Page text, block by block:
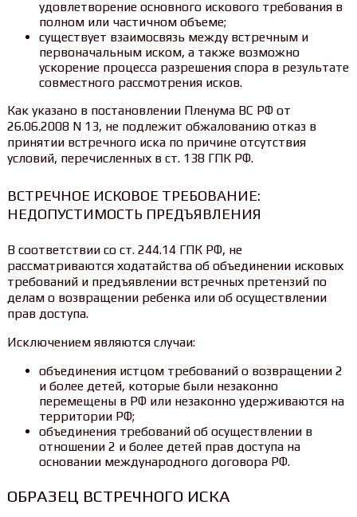
удовлетворение основного искового требования в
полном или частичном объеме;
существует взаимосвязь между встречным и
первоначальным иском, а также возможно
ускорение процесса разрешения спора в результате
совместного рассмотрения исков.
Как указано в постановлении Пленума ВС РФ от
26.06.2008 N 13, не подлежит обжалованию отказ в
принятии встречного иска по причине отсутствия
условий, перечисленных в ст. 138 ГПК РФ.
ВСТРЕЧНОЕ ИСКОВОЕ ТРЕБОВАНИЕ:
НЕДОПУСТИМОСТЬ ПРЕДЪЯВЛЕНИЯ
В соответствии со ст. 244.14 ГПК РФ, не
рассматриваются ходатайства об объединении исковых
требований и предъявлении встречных претензий по
делам о возвращении ребенка или об осуществлении
прав доступа.
Исключением являются случаи:
объединения истцом требований о возвращении 2
и более детей, которые были незаконно
перемещены в РФ или незаконно удерживаются на
территории РФ;
объединения требований об осуществлении в
отношении 2 и более детей прав доступа на
основании международного договора РФ.
ОБРАЗЕЦ ВСТРЕЧНОГО ИСКА